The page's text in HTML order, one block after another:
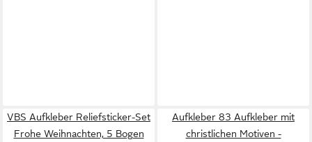
VBS Aufkleber Reliefsticker-Set
Frohe Weihnachten, 5 Bogen
Aufkleber 83 Aufkleber mit
christlichen Motiven -